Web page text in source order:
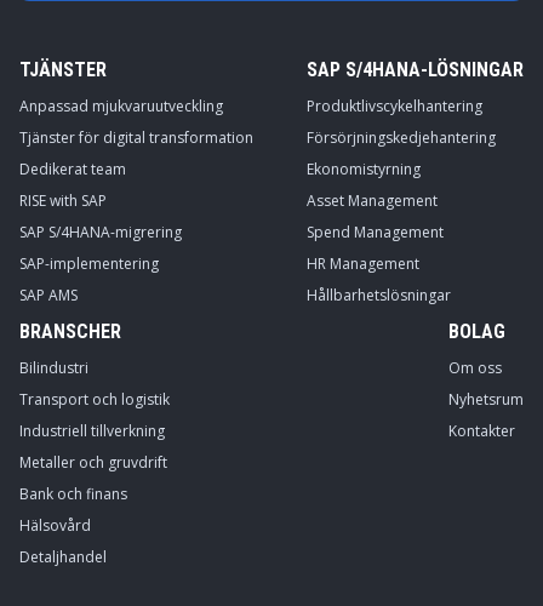
TJÄNSTER
Anpassad mjukvaruutveckling
Tjänster för digital transformation
Dedikerat team
RISE with SAP
SAP S/4HANA-migrering
SAP-implementering
SAP AMS
SAP S/4HANA-LÖSNINGAR
Produktlivscykelhantering
Försörjningskedjehantering
Ekonomistyrning
Asset Management
Spend Management
HR Management
Hållbarhetslösningar
BRANSCHER
Bilindustri
Transport och logistik
Industriell tillverkning
Metaller och gruvdrift
Bank och finans
Hälsovård
Detaljhandel
BOLAG
Om oss
Nyhetsrum
Kontakter